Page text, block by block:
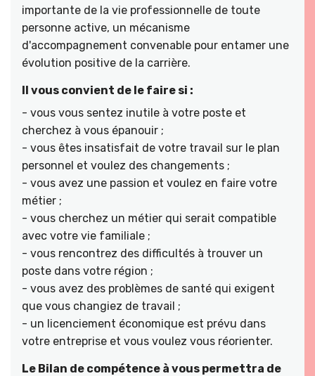
importante de la vie professionnelle de toute
personne active, un mécanisme
d'accompagnement convenable pour entamer une
évolution positive de la carrière.
Il vous convient de le faire si :
- vous vous sentez inutile à votre poste et
cherchez à vous épanouir ;
- vous êtes insatisfait de votre travail sur le plan
personnel et voulez des changements ;
- vous avez une passion et voulez en faire votre
métier ;
- vous cherchez un métier qui serait compatible
avec votre vie familiale ;
- vous rencontrez des difficultés à trouver un
poste dans votre région ;
- vous avez des problèmes de santé qui exigent
que vous changiez de travail ;
- un licenciement économique est prévu dans
votre entreprise et vous voulez vous réorienter.
Le Bilan de compétence à vous permettra de